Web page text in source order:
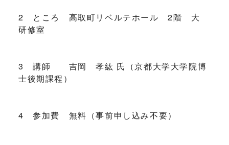
2 ところ 高取町リベルテホール 2階 大
研修室
3 講師 吉岡 孝紘 氏（京都大学大学院博
士後期課程）
4 参加費 無料（事前申し込み不要）